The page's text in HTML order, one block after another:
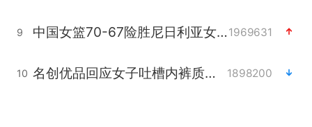
9 中国女篮70-67险胜尼日利亚女篮1969631
10 名创优品回应女子吐槽内裤质量差 1898200